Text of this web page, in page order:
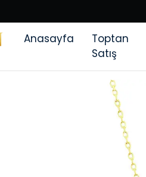
Anasayfa
Toptan
Satış